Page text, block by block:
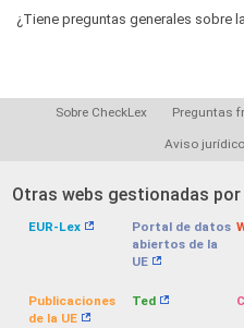
¿Tiene preguntas generales sobre
Sobre CheckLex Preguntas
Aviso jurídico
Otras webs gestionadas
EUR-Lex
Portal de datos
abiertos de la
UE
Publicaciones
de la UE
Ted